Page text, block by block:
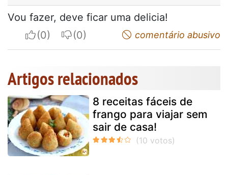
Vou fazer, deve ficar uma delicia!
I apreciateI do not appreciatecomentário abusivo
Artigos relacionados
8 receitas fáceis de
frango para viajar sem
sair de casa!